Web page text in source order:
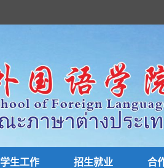
学生工作 招生就业 合